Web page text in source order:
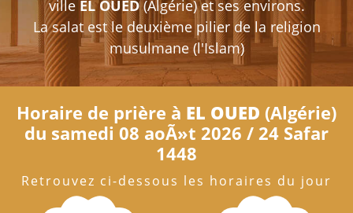
ville EL OUED(Algérie) et ses environs.
La salat est le deuxième pilier de la religion
musulmane (l'Islam)
Horaire de prière à EL OUED (Algérie)
du samedi 08 aoÃ»t 2026 / 24 Safar
1448
Retrouvez ci-dessous les horaires du jour